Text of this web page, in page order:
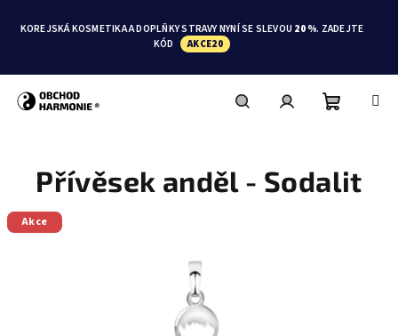
KOREJSKÁ KOSMETIKA A DOPLŇKY STRAVY NYNÍ SE SLEVOU 20 %. ZADEJTE
KÓD
AKCE20
košík
Přívěsek anděl - Sodalit
Akce